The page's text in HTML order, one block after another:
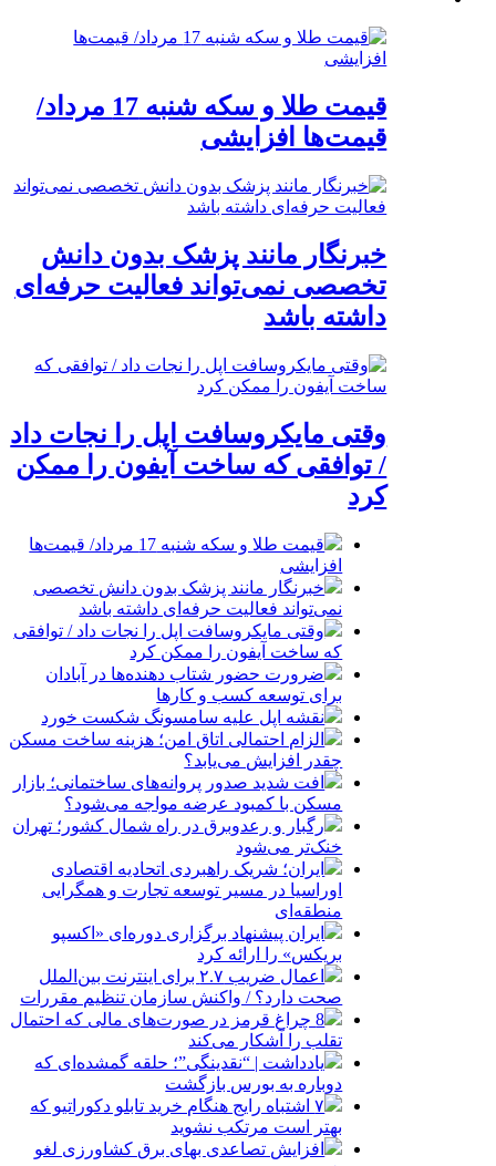
قیمت طلا و سکه شنبه 17 مرداد/
قیمت‌ها افزایشی
خبرنگار مانند پزشک بدون دانش
تخصصی نمی‌تواند فعالیت حرفه‌ای
داشته باشد
وقتی مایکروسافت اپل را نجات داد
/ توافقی که ساخت آیفون را ممکن
کرد
قیمت طلا و سکه شنبه 17 مرداد/ قیمت‌ها
افزایشی
خبرنگار مانند پزشک بدون دانش تخصصی
نمی‌تواند فعالیت حرفه‌ای داشته باشد
وقتی مایکروسافت اپل را نجات داد / توافقی
که ساخت آیفون را ممکن کرد
ضرورت حضور شتاب ‌دهنده‌ها در آبادان
برای توسعه کسب‌ و کارها
نقشه اپل علیه سامسونگ شکست خورد
الزام احتمالی اتاق امن؛ هزینه ساخت مسکن
چقدر افزایش می‌یابد؟
افت شدید صدور پروانه‌های ساختمانی؛ بازار
مسکن با کمبود عرضه مواجه می‌شود؟
رگبار و رعدوبرق در راه شمال کشور؛ تهران
خنک‌تر می‌شود
ایران؛ شریک راهبردی اتحادیه اقتصادی
اوراسیا در مسیر توسعه تجارت و همگرایی
منطقه‌ای
ایران پیشنهاد برگزاری دوره‌ای «اکسپو
بریکس» را ارائه کرد
اعمال ضریب ۲.۷ برای اینترنت بین‌الملل
صحت دارد؟ / واکنش سازمان تنظیم مقررات
8 چراغ قرمز در صورت‌های مالی که احتمال
تقلب را آشکار می‌کند
یادداشت | “نقدینگی”؛ حلقه گمشده‌ای که
دوباره به بورس بازگشت
۷ اشتباه رایج هنگام خرید تابلو دکوراتیو که
بهتر است مرتکب نشوید
افزایش تصاعدی بهای برق کشاورزی لغو